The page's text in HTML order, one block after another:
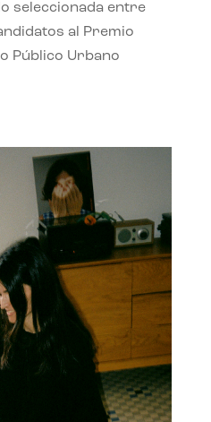
seleccionada entre
al Premio
Público Urbano